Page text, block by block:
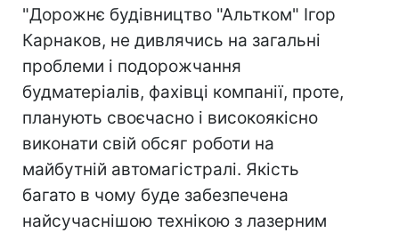
"Дорожнє будівництво "Альтком" Ігор
Карнаков, не дивлячись на загальні
проблеми і подорожчання
будматеріалів, фахівці компанії, проте,
планують своєчасно і високоякісно
виконати свій обсяг роботи на
майбутній автомагістралі. Якість
багато в чому буде забезпечена
найсучаснішою технікою з лазерним